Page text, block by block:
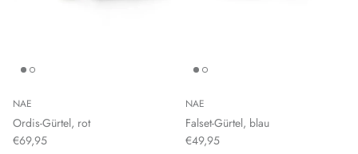
NAE
Ordis-Gürtel, rot
€69,95
NAE
Falset-Gürtel, blau
€49,95